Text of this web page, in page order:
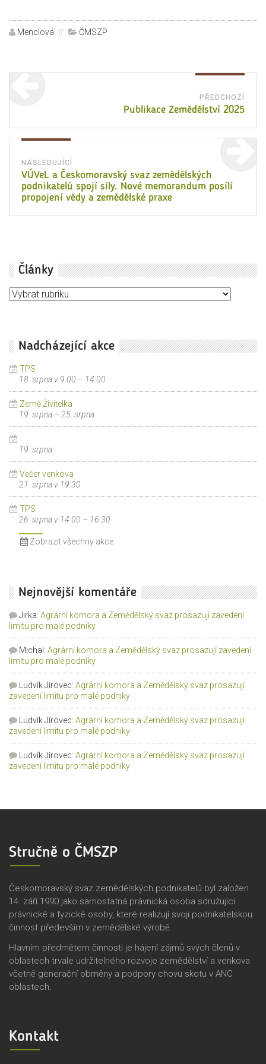
Autor:
Menclová Rubriky:
ČMSZP
PŘEDCHOZÍ
Publikace Zemědělství 2025
NÁSLEDUJÍCÍ
Následující
příspěvek:
VÚVeL a Českomoravský svaz zemědělských
podnikatelů spojí síly. Nové memorandum posílí
propojení vědy a zemědělské praxe
Články
Články
Nadcházející akce
TPS
18. srpna v 9:00 – 14:00
Země Živitelka
19. srpna – 25. srpna
19. srpna
Večer venkova
21. srpna v 19:30
TPS
26. srpna v 14:00 – 16:30
Zobrazit všechny akce
Nejnovější komentáře
Jirka: Agrární komora a Zemědělský svaz prosazují zavedení
limitu pro malé podniky
Michal : Agrární komora a Zemědělský svaz prosazují zavedení
limitu pro malé podniky
Ludvík Jírovec: Agrární komora a Zemědělský svaz prosazují
zavedení limitu pro malé podniky
Ludvík Jírovec: Agrární komora a Zemědělský svaz prosazují
zavedení limitu pro malé podniky
Ludvík Jírovec: Agrární komora a Zemědělský svaz prosazují
zavedení limitu pro malé podniky
Stručně o ČMSZP
Českomoravský svaz zemědělských podnikatelů byl založen
14. září 1990 jako samostatná právnická osoba sdružující
právnické a fyzické osoby, které realizují svoji podnikatelskou
činnost především v zemědělské výrobě.
Hlavním předmětem činnosti je hájení zájmů svých členů v
oblastech trvale udržitelného rozvoje zemědělství a venkova
včetně generační obměny a podpory chovu skotu v ANC
oblastech.
Kontakt